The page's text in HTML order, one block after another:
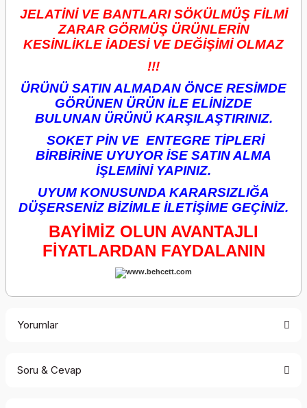
JELATİNİ VE BANTLARI SÖKÜLMÜŞ FİLMİ
ZARAR GÖRMÜŞ ÜRÜNLERİN
KESİNLİKLE İADESİ VE DEĞİŞİMİ OLMAZ
!!!
ÜRÜNÜ SATIN ALMADAN ÖNCE RESİMDE
GÖRÜNEN ÜRÜN İLE ELİNİZDE
BULUNAN ÜRÜNÜ KARŞILAŞTIRINIZ.
SOKET PİN VE ENTEGRE TİPLERİ
BİRBİRİNE UYUYOR İSE SATIN ALMA
İŞLEMİNİ YAPINIZ.
UYUM KONUSUNDA KARARSIZLIĞA
DÜŞERSENİZ BİZİMLE İLETİŞİME GEÇİNİZ.
BAYİMİZ OLUN AVANTAJLI
FİYATLARDAN FAYDALANIN
Yorumlar
Soru & Cevap